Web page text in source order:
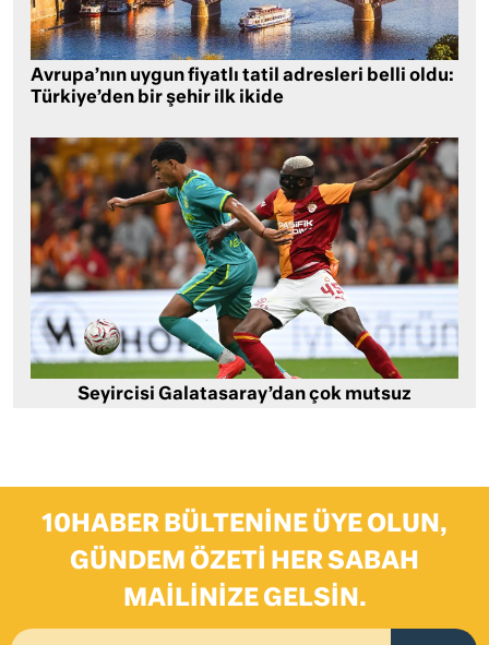
Avrupa’nın uygun fiyatlı tatil adresleri belli oldu:
Türkiye’den bir şehir ilk ikide
Seyircisi Galatasaray’dan çok mutsuz
10HABER BÜLTENINE ÜYE OLUN,
GÜNDEM ÖZETI HER SABAH
MAILINIZE GELSIN.